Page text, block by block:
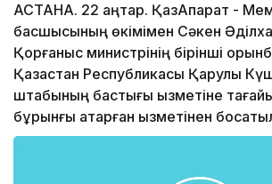
АСТАНА. 22 қаңтар. ҚазАқпарат -
басшысының өкімімен Сәкен
Қорғаныс министрінің бірінші
Қазақстан Республикасы Қарулы
штабының бастығы қызметіне
бұрынғы атқарған қызметінен